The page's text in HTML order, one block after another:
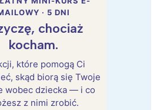
· 5 DNI
chociaż
kocham.
które pomogą Ci
skąd biorą się Twoje
wobec dziecka — i co
z nimi zrobić.